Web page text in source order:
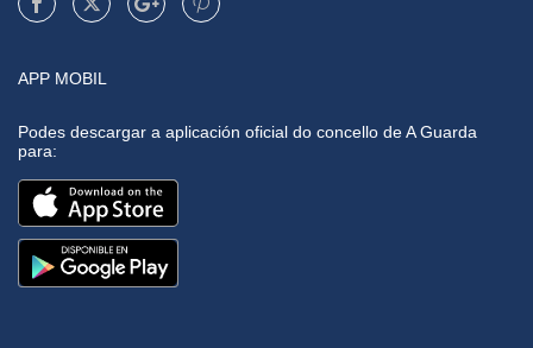
APP MOBIL
Podes descargar a aplicación oficial do concello de A Guarda
para: